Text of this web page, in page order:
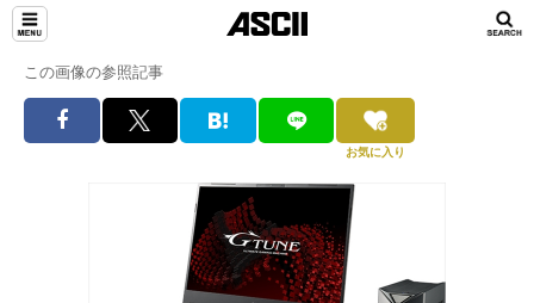
この画像の参照記事
お気に入り